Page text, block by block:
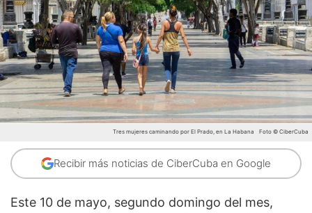
Tres mujeres caminando por El Prado, en La Habana Foto © CiberCuba
Recibir más noticias de CiberCuba en Google
Este 10 de mayo, segundo domingo del mes,